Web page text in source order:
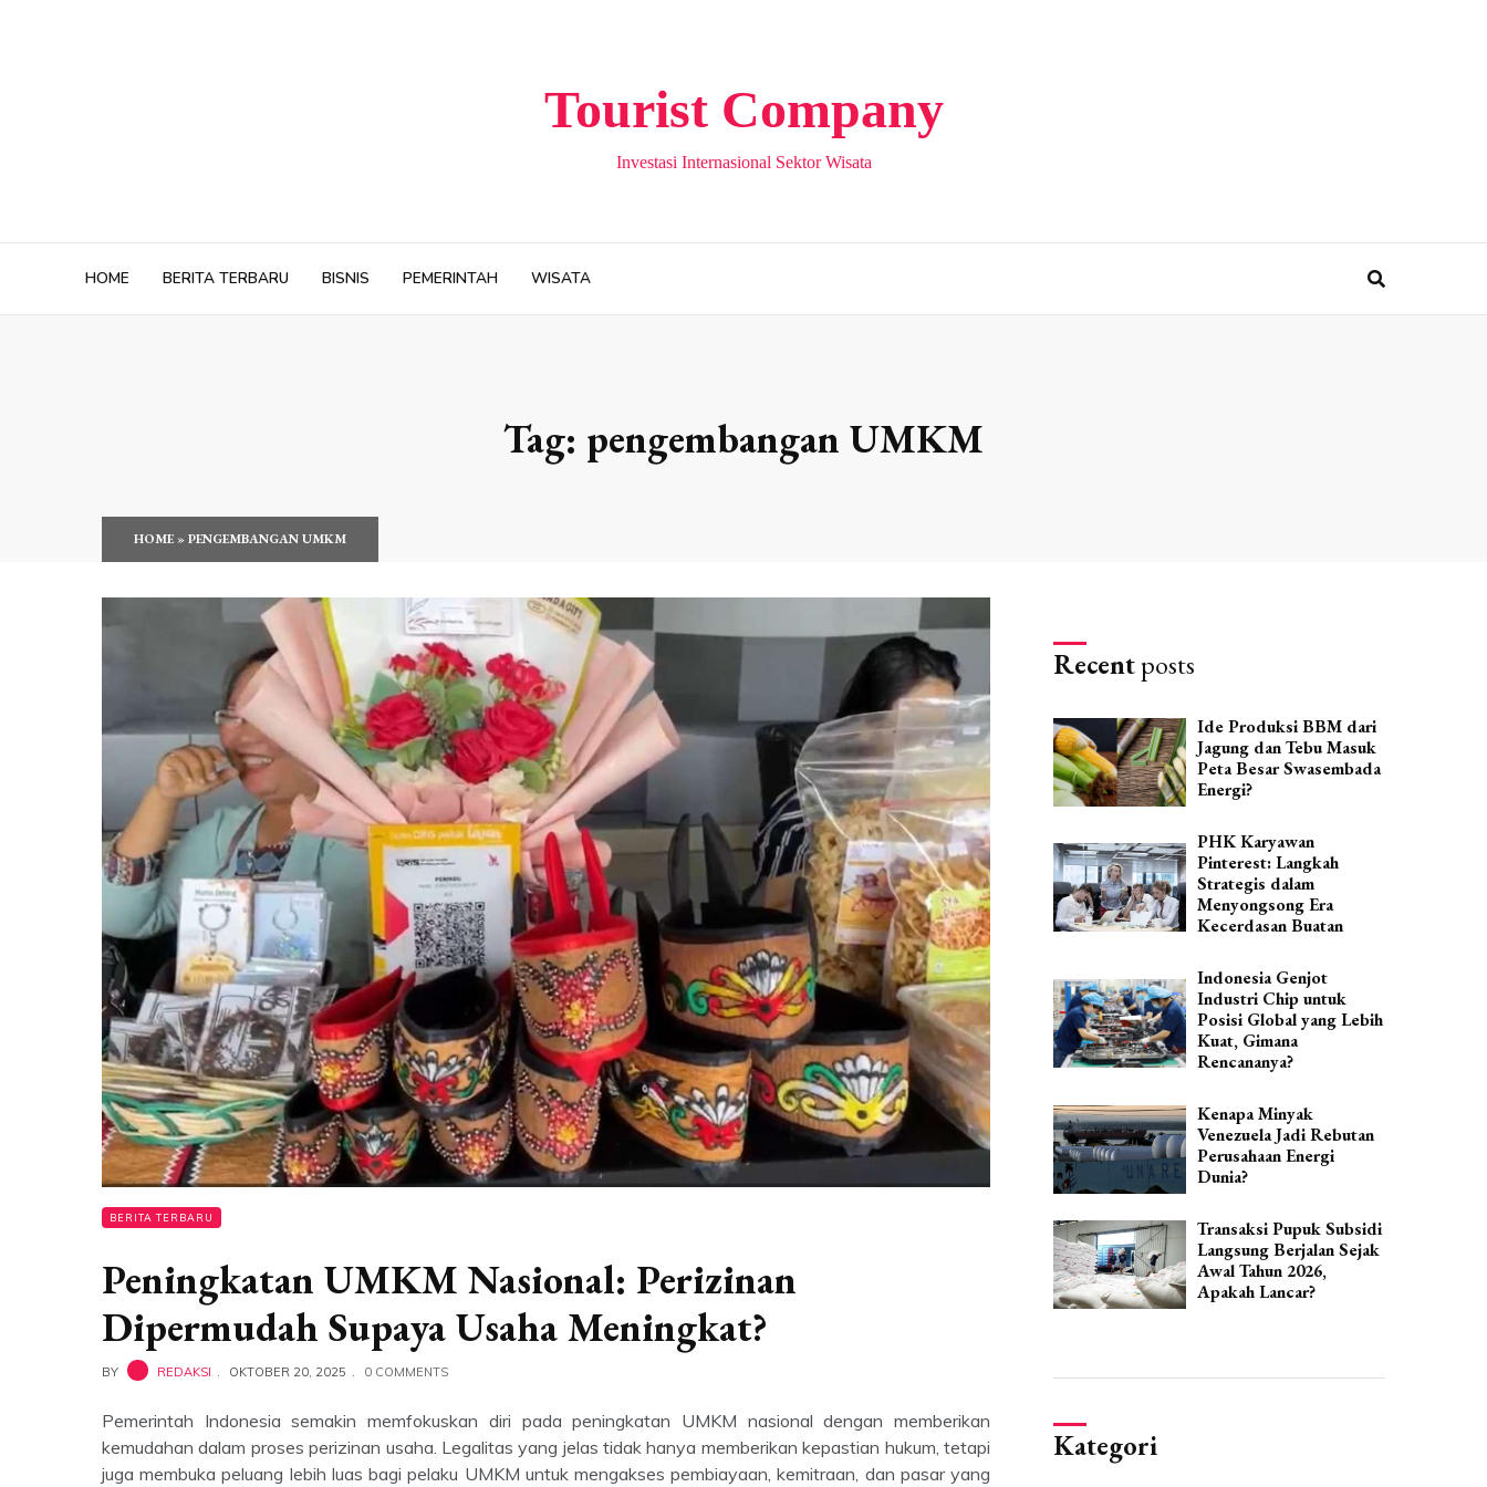
Tourist Company
Investasi Internasional Sektor Wisata
HOME BERITA TERBARU BISNIS PEMERINTAH WISATA
Tag: pengembangan UMKM
HOME»PENGEMBANGAN UMKM
BERITA TERBARU
Peningkatan UMKM Nasional: Perizinan
Dipermudah Supaya Usaha Meningkat?
BY REDAKSI OKTOBER 20, 2025 0 COMMENTS
Pemerintah Indonesia semakin memfokuskan diri pada peningkatan UMKM nasional dengan memberikan
kemudahan dalam proses perizinan usaha. Legalitas yang jelas tidak hanya memberikan kepastian hukum, tetapi
juga membuka peluang lebih luas bagi pelaku UMKM untuk mengakses pembiayaan, kemitraan, dan pasar yang
Recentposts
Ide Produksi BBM dari
Jagung dan Tebu Masuk
Peta Besar Swasembada
Energi?
PHK Karyawan
Pinterest: Langkah
Strategis dalam
Menyongsong Era
Kecerdasan Buatan
Indonesia Genjot
Industri Chip untuk
Posisi Global yang Lebih
Kuat, Gimana
Rencananya?
Kenapa Minyak
Venezuela Jadi Rebutan
Perusahaan Energi
Dunia?
Transaksi Pupuk Subsidi
Langsung Berjalan Sejak
Awal Tahun 2026,
Apakah Lancar?
Kategori